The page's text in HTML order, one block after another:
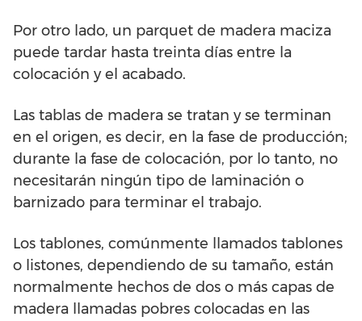
Por otro lado, un parquet de madera maciza
puede tardar hasta treinta días entre la
colocación y el acabado.
Las tablas de madera se tratan y se terminan
en el origen, es decir, en la fase de producción;
durante la fase de colocación, por lo tanto, no
necesitarán ningún tipo de laminación o
barnizado para terminar el trabajo.
Los tablones, comúnmente llamados tablones
o listones, dependiendo de su tamaño, están
normalmente hechos de dos o más capas de
madera llamadas pobres colocadas en las